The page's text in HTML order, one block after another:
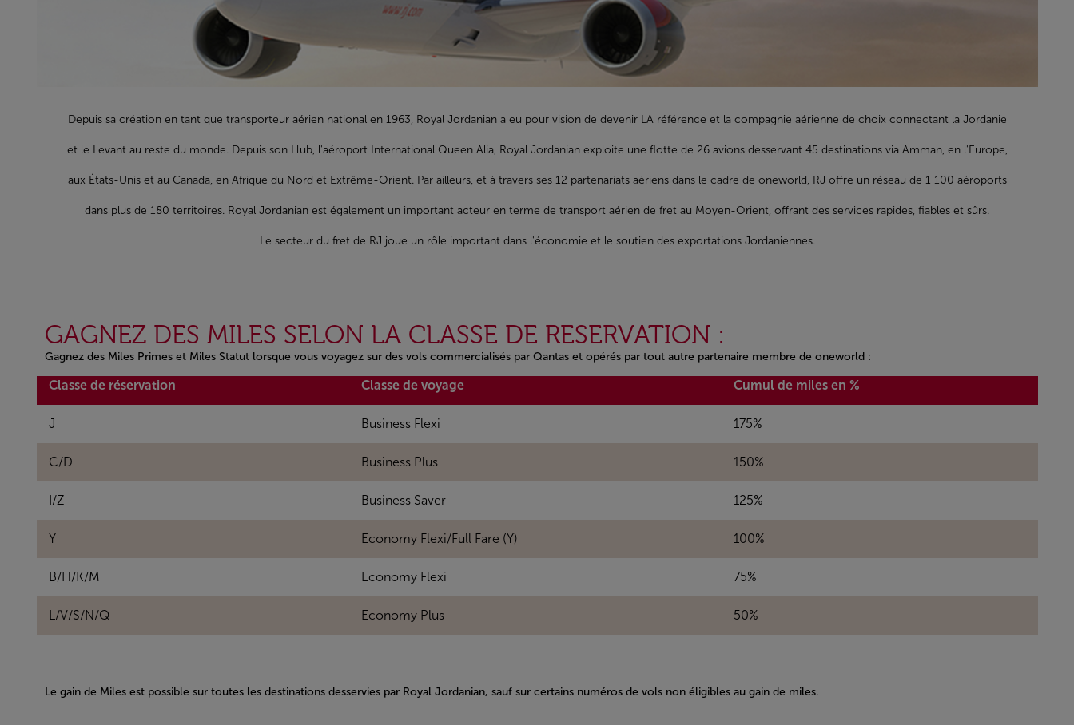
Depuis sa création en tant que transporteur aérien national en 1963, Royal Jordanian a eu pour vision de devenir LA référence et la compagnie aérienne de choix connectant la Jordanie
et le Levant au reste du monde. Depuis son Hub, l'aéroport International Queen Alia, Royal Jordanian exploite une flotte de 26 avions desservant 45 destinations via Amman, en l'Europe,
aux États-Unis et au Canada, en Afrique du Nord et Extrême-Orient. Par ailleurs, et à travers ses 12 partenariats aériens dans le cadre de oneworld, RJ offre un réseau de 1 100 aéroports
dans plus de 180 territoires. Royal Jordanian est également un important acteur en terme de transport aérien de fret au Moyen-Orient, offrant des services rapides, fiables et sûrs.
Le secteur du fret de RJ joue un rôle important dans l'économie et le soutien des exportations Jordaniennes.
GAGNEZ DES MILES SELON LA CLASSE DE RESERVATION :
Gagnez des Miles Primes et Miles Statut lorsque vous voyagez sur des vols commercialisés par Qantas et opérés par tout autre partenaire membre de oneworld :
Open in a new window
Classe de réservation Classe de voyage Cumul de miles en %
J Business Flexi 175%
C/D Business Plus 150%
I/Z Business Saver 125%
Y Economy Flexi/Full Fare (Y) 100%
B/H/K/M Economy Flexi 75%
L/V/S/N/Q Economy Plus 50%
Le gain de Miles est possible sur toutes les destinations desservies par Royal Jordanian, sauf sur certains numéros de vols non éligibles au gain de miles.